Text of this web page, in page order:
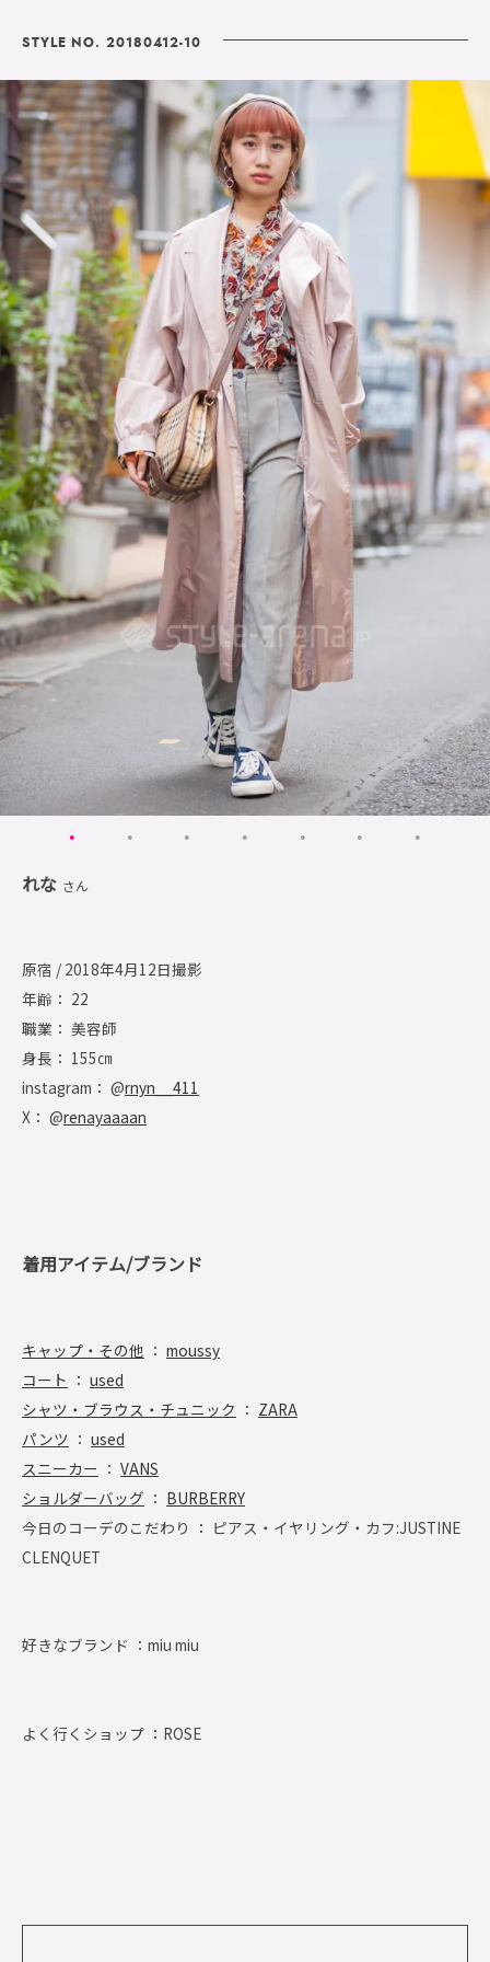
STYLE NO. 20180412-10
れな さん
原宿 / 2018年4月12日撮影
年齢： 22
職業： 美容師
身長： 155㎝
instagram： @rnyn__411
X： @renayaaaan
着用アイテム/ブランド
キャップ・その他 ： moussy
コート ： used
シャツ・ブラウス・チュニック ： ZARA
パンツ ： used
スニーカー ： VANS
ショルダーバッグ ： BURBERRY
今日のコーデのこだわり ： ピアス・イヤリング・カフ:JUSTINE
CLENQUET
好きなブランド ： miu miu
よく行くショップ ： ROSE